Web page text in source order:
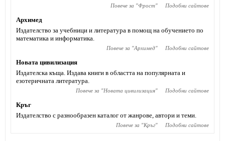
Повече за "Фрост" Подобни сайтове
Архимед
Издателство за учебници и литература в помощ на обучението по
математика и информатика.
Повече за "Архимед" Подобни сайтове
Новата цивилизация
Издателска къща. Издава книги в областта на популярната и
езотеричната литература.
Повече за "Новата цивилизация" Подобни сайтове
Кръг
Издателство с разнообразен каталог от жанрове, автори и теми.
Повече за "Кръг" Подобни сайтове